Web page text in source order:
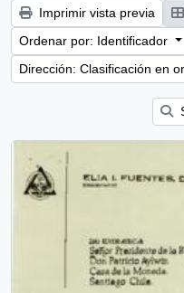
Imprimir vista previa
Ordenar por: Identificador
Dirección: Clasificación en